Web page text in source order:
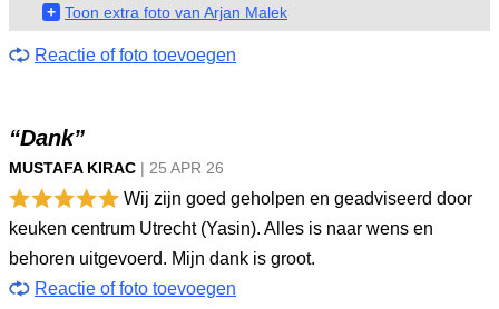
+ Toon extra foto van Arjan Malek
Reactie of foto toevoegen
“Dank”
MUSTAFA KIRAC | 25 APR 26
Wij zijn goed geholpen en geadviseerd door
keuken centrum Utrecht (Yasin). Alles is naar wens en
behoren uitgevoerd. Mijn dank is groot.
Reactie of foto toevoegen